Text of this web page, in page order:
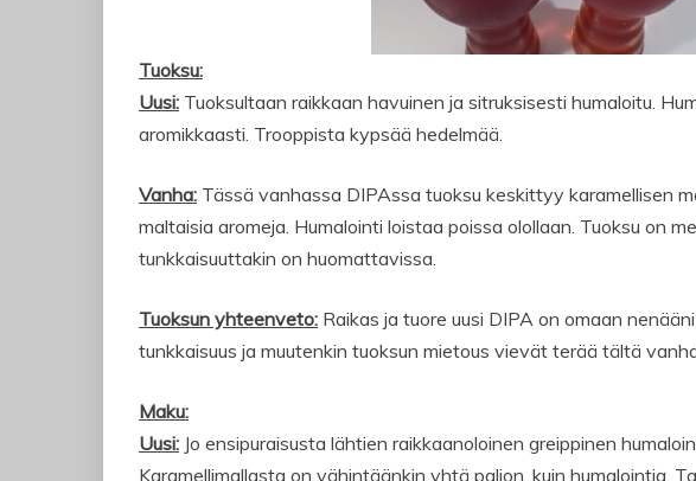
Tuoksu:
Uusi: Tuoksultaan raikkaan havuinen ja sitruksisesti humaloitu.
aromikkaasti. Trooppista kypsää hedelmää.
Vanha: Tässä vanhassa DIPAssa tuoksu keskittyy karamellisen
maltaisia aromeja. Humalointi loistaa poissa olollaan. Tuoksu on
tunkkaisuuttakin on huomattavissa.
Tuoksun yhteenveto: Raikas ja tuore uusi DIPA on omaan
tunkkaisuus ja muutenkin tuoksun mietous vievät terää tältä
Maku:
Uusi: Jo ensipuraisusta lähtien raikkaanoloinen greippinen
Karamellimallasta on vähintäänkin yhtä paljon, kuin humalointia.